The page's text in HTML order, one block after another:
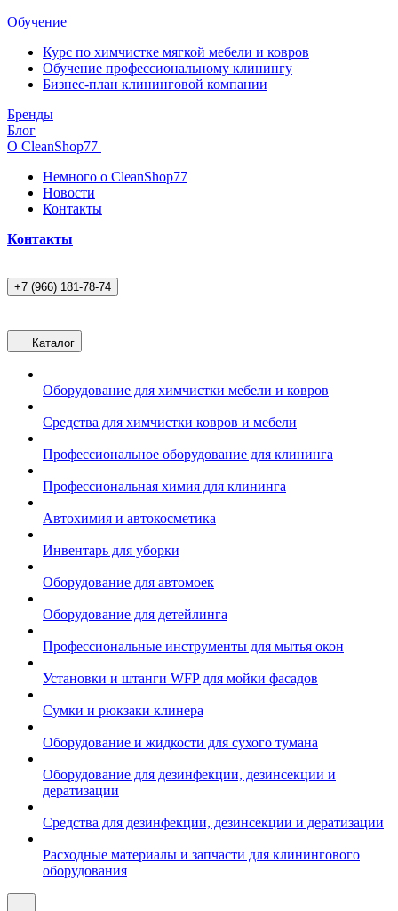
Обучение
Курс по химчистке мягкой мебели и ковров
Обучение профессиональному клинингу
Бизнес-план клининговой компании
Бренды
Блог
О CleanShop77
Немного о CleanShop77
Новости
Контакты
Контакты
+7 (966) 181-78-74
Каталог
Оборудование для химчистки мебели и ковров
Средства для химчистки ковров и мебели
Профессиональное оборудование для клининга
Профессиональная химия для клининга
Автохимия и автокосметика
Инвентарь для уборки
Оборудование для автомоек
Оборудование для детейлинга
Профессиональные инструменты для мытья окон
Установки и штанги WFP для мойки фасадов
Сумки и рюкзаки клинера
Оборудование и жидкости для сухого тумана
Оборудование для дезинфекции, дезинсекции и
дератизации
Средства для дезинфекции, дезинсекции и дератизации
Расходные материалы и запчасти для клинингового
оборудования